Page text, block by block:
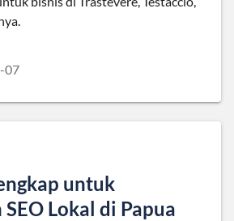
07
untuk
Lokal di Papua